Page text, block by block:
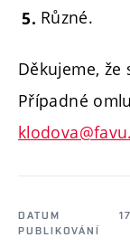
Různé.
Děkujeme, že
Případné
DATUM
PUBLIKOVÁNÍ